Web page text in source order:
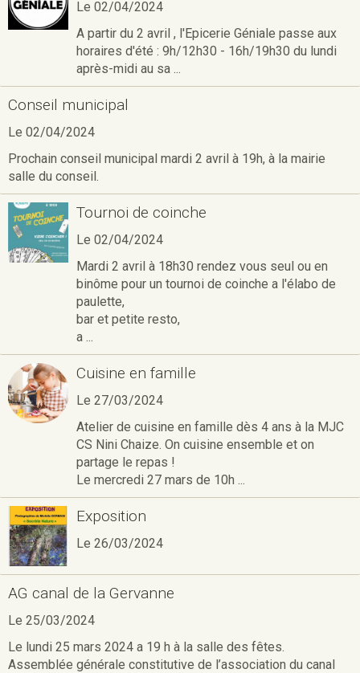
Le 02/04/2024
A partir du 2 avril , l'Epicerie Géniale passe aux
horaires d'été : 9h/12h30 - 16h/19h30 du lundi
après-midi au sa ...
Conseil municipal
Le 02/04/2024
Prochain conseil municipal mardi 2 avril à 19h, à la mairie
salle du conseil.
Tournoi de coinche
Le 02/04/2024
Mardi 2 avril à 18h30 rendez vous seul ou en
binôme pour un tournoi de coinche a l'élabo de
paulette,
bar et petite resto,
a ...
Cuisine en famille
Le 27/03/2024
Atelier de cuisine en famille dès 4 ans à la MJC
CS Nini Chaize. On cuisine ensemble et on
partage le repas !
Le mercredi 27 mars de 10h ...
Exposition
Le 26/03/2024
AG canal de la Gervanne
Le 25/03/2024
Le lundi 25 mars 2024 a 19 h à la salle des fêtes.
Assemblée générale constitutive de l’association du canal